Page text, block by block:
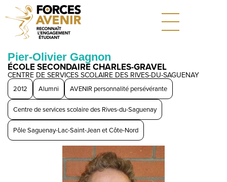
Pier-Olivier Gagnon
ÉCOLE SECONDAIRE CHARLES-GRAVEL
CENTRE DE SERVICES SCOLAIRE DES RIVES-DU-SAGUENAY
2012 Alumni AVENIR personnalité persévérante
Centre de services scolaire des Rives-du-Saguenay
Pôle Saguenay-Lac-Saint-Jean et Côte-Nord